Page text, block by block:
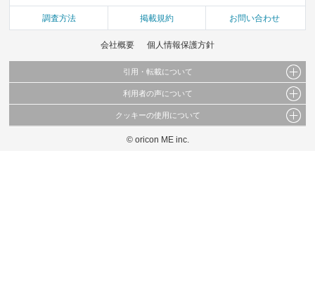
調査方法 掲載規約 お問い合わせ
会社概要 個人情報保護方針
引用・転載について
当サイトで公開されている情報（文字、写真、イラスト、画像データ等）及びこれらの配
これらの情報を権利者の許可なく無断転載・複製などの二次利用を行うことは固く禁じて
利用者の声について
当サイトに掲載している内容はすべてサービスの利用者が提出された見解・感想です。
弊社の見解・ 意見ではないことをご理解いただいた上でご覧ください。
クッキーの使用について
このサイトでは Cookie を使用して、ユーザーに合わせたコンテンツや広告の表示、ソー
© oricon ME inc.